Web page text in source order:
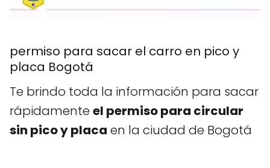
permiso para sacar el carro en pico y
placa Bogotá
Te brindo toda la información para sacar
rápidamente el permiso para circular
sin pico y placa en la ciudad de Bogotá